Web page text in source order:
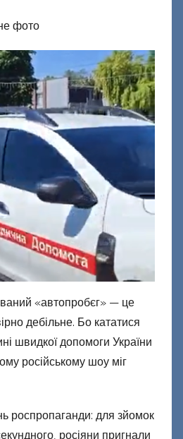
фото
«автопробєг» — це
дебільне. Бо кататися
швидкої допомоги України
російському шоу міг
роспропаганди: для зйомок
росіяни пригнали